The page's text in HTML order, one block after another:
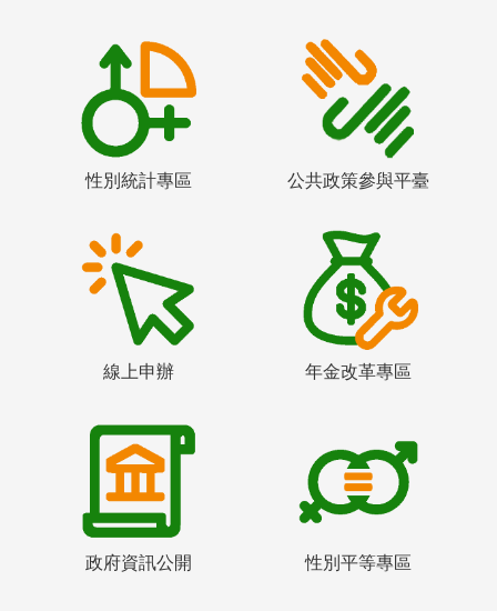
性別統計專區 公共政策參與平臺
線上申辦 年金改革專區
政府資訊公開 性別平等專區